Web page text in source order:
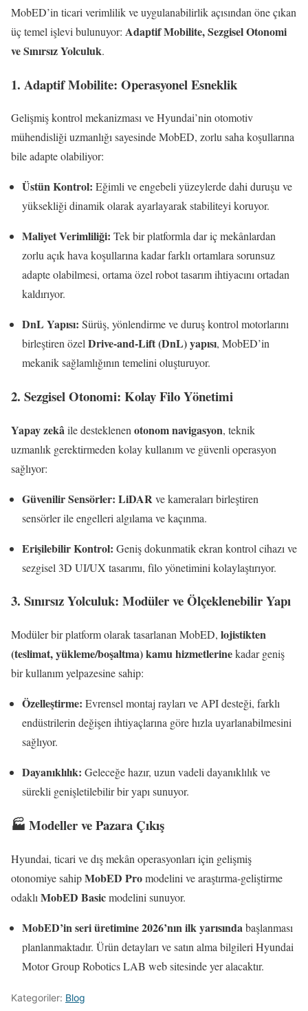
MobED’in ticari verimlilik ve uygulanabilirlik açısından öne çıkan
üç temel işlevi bulunuyor: Adaptif Mobilite, Sezgisel Otonomi
ve Sınırsız Yolculuk.
1. Adaptif Mobilite: Operasyonel Esneklik
Gelişmiş kontrol mekanizması ve Hyundai’nin otomotiv
mühendisliği uzmanlığı sayesinde MobED, zorlu saha koşullarına
bile adapte olabiliyor:
Üstün Kontrol: Eğimli ve engebeli yüzeylerde dahi duruşu ve
yüksekliği dinamik olarak ayarlayarak stabiliteyi koruyor.
Maliyet Verimliliği: Tek bir platformla dar iç mekânlardan
zorlu açık hava koşullarına kadar farklı ortamlara sorunsuz
adapte olabilmesi, ortama özel robot tasarım ihtiyacını ortadan
kaldırıyor.
DnL Yapısı: Sürüş, yönlendirme ve duruş kontrol motorlarını
birleştiren özelDrive-and-Lift (DnL) yapısı, MobED’in
mekanik sağlamlığının temelini oluşturuyor.
2. Sezgisel Otonomi: Kolay Filo Yönetimi
Yapay zekâile desteklenen otonom navigasyon, teknik
uzmanlık gerektirmeden kolay kullanım ve güvenli operasyon
sağlıyor:
Güvenilir Sensörler: LiDARve kameraları birleştiren
sensörler ile engelleri algılama ve kaçınma.
Erişilebilir Kontrol: Geniş dokunmatik ekran kontrol cihazı ve
sezgisel 3D UI/UX tasarımı, filo yönetimini kolaylaştırıyor.
3. Sınırsız Yolculuk: Modüler ve Ölçeklenebilir Yapı
Modüler bir platform olarak tasarlanan MobED, lojistikten
(teslimat, yükleme/boşaltma) kamu hizmetlerinekadar geniş
bir kullanım yelpazesine sahip:
Özelleştirme: Evrensel montaj rayları ve API desteği, farklı
endüstrilerin değişen ihtiyaçlarına göre hızla uyarlanabilmesini
sağlıyor.
Dayanıklılık: Geleceğe hazır, uzun vadeli dayanıklılık ve
sürekli genişletilebilir bir yapı sunuyor.
🏭 Modeller ve Pazara Çıkış
Hyundai, ticari ve dış mekân operasyonları için gelişmiş
otonomiye sahipMobED Promodelini ve araştırma-geliştirme
odaklı MobED Basicmodelini sunuyor.
MobED’in seri üretimine 2026’nın ilk yarısındabaşlanması
planlanmaktadır. Ürün detayları ve satın alma bilgileri Hyundai
Motor Group Robotics LAB web sitesinde yer alacaktır.
Kategoriler: Blog